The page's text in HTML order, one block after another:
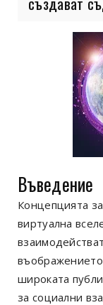
Въведение
Концепцията
виртуална
въображението
широката
за социални